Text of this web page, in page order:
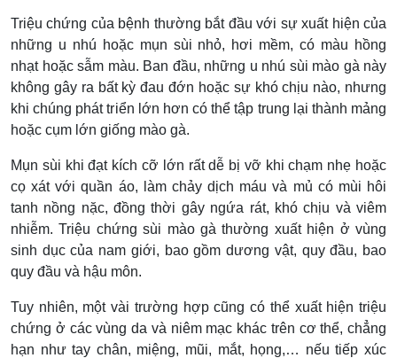
Triệu chứng của bệnh thường bắt đầu với sự xuất hiện của
những u nhú hoặc mụn sùi nhỏ, hơi mềm, có màu hồng
nhạt hoặc sẫm màu. Ban đầu, những u nhú sùi mào gà này
không gây ra bất kỳ đau đớn hoặc sự khó chịu nào, nhưng
khi chúng phát triển lớn hơn có thể tập trung lại thành mảng
hoặc cụm lớn giống mào gà.
Mụn sùi khi đạt kích cỡ lớn rất dễ bị vỡ khi chạm nhẹ hoặc
cọ xát với quần áo, làm chảy dịch máu và mủ có mùi hôi
tanh nồng nặc, đồng thời gây ngứa rát, khó chịu và viêm
nhiễm. Triệu chứng sùi mào gà thường xuất hiện ở vùng
sinh dục của nam giới, bao gồm dương vật, quy đầu, bao
quy đầu và hậu môn.
Tuy nhiên, một vài trường hợp cũng có thể xuất hiện triệu
chứng ở các vùng da và niêm mạc khác trên cơ thể, chẳng
hạn như tay chân, miệng, mũi, mắt, họng,… nếu tiếp xúc